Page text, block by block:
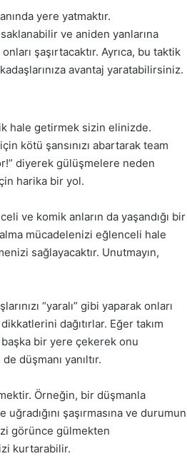
yere yatmaktır.
ve aniden yanlarına
şaşırtacaktır. Ayrıca, bu taktik
avantaj yaratabilirsiniz.
hale getirmek sizin elinizde.
kötü şansınızı abartarak team
diyerek gülüşmelere neden
harika bir yol.
ve komik anların da yaşandığı bir
mücadelenizi eğlenceli hale
sağlayacaktır. Unutmayın,
“yaralı” gibi yaparak onları
dağıtırlar. Eğer takım
başka bir yere çekerek onu
düşmanı yanıltır.
Örneğin, bir düşmanla
şaşırmasına ve durumun
görünce gülmekten
kurtarabilir.